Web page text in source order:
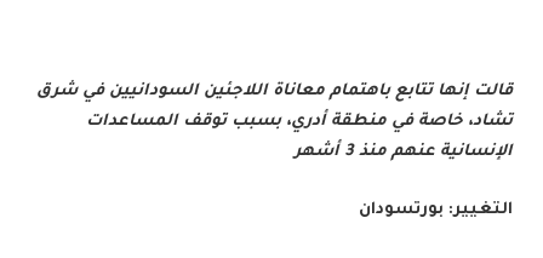
قالت إنها تتابع باهتمام معاناة اللاجئين السودانيين في شرق
تشاد، خاصة في منطقة أدري، بسبب توقف المساعدات
الإنسانية عنهم منذ 3 أشهر
التغيير: بورتسودان